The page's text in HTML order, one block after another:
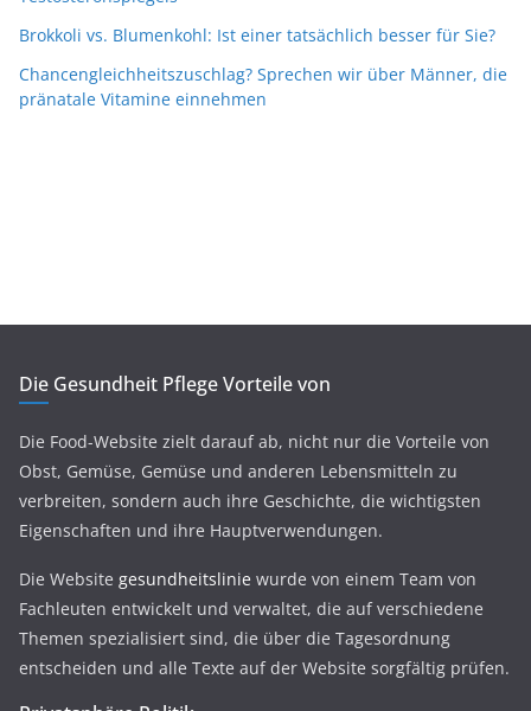
Brokkoli vs. Blumenkohl: Ist einer tatsächlich besser für Sie?
Chancengleichheitszuschlag? Sprechen wir über Männer, die
pränatale Vitamine einnehmen
Die Gesundheit Pflege Vorteile von
Die Food-Website zielt darauf ab, nicht nur die Vorteile von
Obst, Gemüse, Gemüse und anderen Lebensmitteln zu
verbreiten, sondern auch ihre Geschichte, die wichtigsten
Eigenschaften und ihre Hauptverwendungen.
Die Website gesundheitslinie wurde von einem Team von
Fachleuten entwickelt und verwaltet, die auf verschiedene
Themen spezialisiert sind, die über die Tagesordnung
entscheiden und alle Texte auf der Website sorgfältig prüfen.